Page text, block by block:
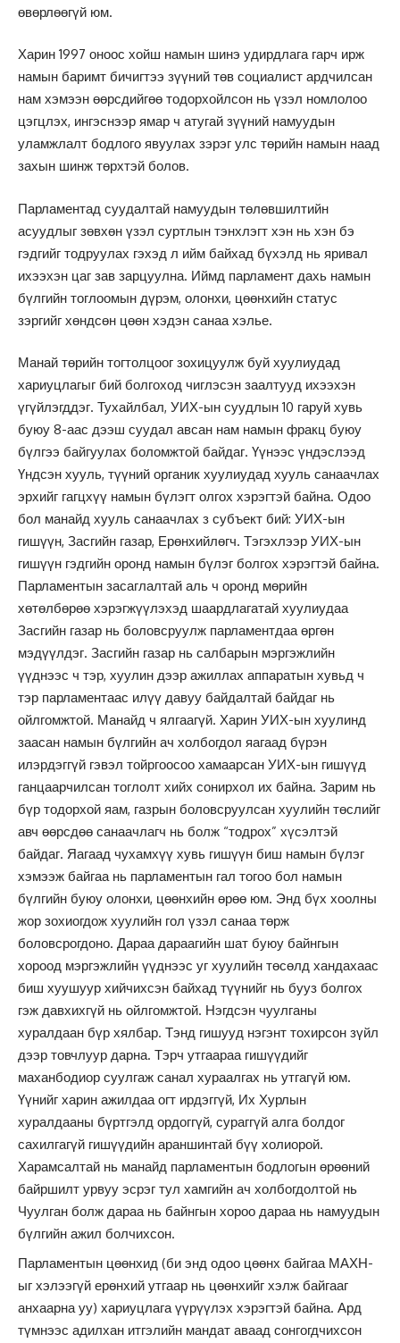
өвөрлөөгүй юм.
Харин 1997 оноос хойш намын шинэ удирдлага гарч ирж
намын баримт бичигтээ зүүний төв социалист ардчилсан
нам хэмээн өөрсдийгөө тодорхойлсон нь үзэл номлолоо
цэгцлэх, ингэснээр ямар ч атугай зүүний намуудын
уламжлалт бодлого явуулах зэрэг улс төрийн намын наад
захын шинж төрхтэй болов.
Парламентад суудалтай намуудын төлөвшилтийн
асуудлыг зөвхөн үзэл суртлын тэнхлэгт хэн нь хэн бэ
гэдгийг тодруулах гэхэд л ийм байхад бүхэлд нь яривал
ихээхэн цаг зав зарцуулна. Иймд парламент дахь намын
бүлгийн тоглоомын дүрэм, олонхи, цөөнхийн статус
зэргийг хөндсөн цөөн хэдэн санаа хэлье.
Манай төрийн тогтолцоог зохицуулж буй хуулиудад
хариуцлагыг бий болгоход чиглэсэн заалтууд ихээхэн
үгүйлэгддэг. Тухайлбал, УИХ-ын суудлын 10 гаруй хувь
буюу 8-аас дээш суудал авсан нам намын фракц буюу
бүлгээ байгуулах боломжтой байдаг. Үүнээс үндэслээд
Үндсэн хууль, түүний органик хуулиудад хууль санаачлах
эрхийг гагцхүү намын бүлэгт олгох хэрэгтэй байна. Одоо
бол манайд хууль санаачлах з субъект бий: УИХ-ын
гишүүн, Засгийн газар, Ерөнхийлөгч. Тэгэхлээр УИХ-ын
гишүүн гэдгийн оронд намын бүлэг болгох хэрэгтэй байна.
Парламентын засаглалтай аль ч оронд мөрийн
хөтөлбөрөө хэрэгжүүлэхэд шаардлагатай хуулиудаа
Засгийн газар нь боловсруулж парламентдаа өргөн
мэдүүлдэг. Засгийн газар нь салбарын мэргэжлийн
үүднээс ч тэр, хуулин дээр ажиллах аппаратын хувьд ч
тэр парламентаас илүү давуу байдалтай байдаг нь
ойлгомжтой. Манайд ч ялгаагүй. Харин УИХ-ын хуулинд
заасан намын бүлгийн ач холбогдол яагаад бүрэн
илэрдэггүй гэвэл тойргоосоо хамаарсан УИХ-ын гишүүд
ганцаарчилсан тоглолт хийх сонирхол их байна. Зарим нь
бүр тодорхой яам, газрын боловсруулсан хуулийн төслийг
авч өөрсдөө санаачлагч нь болж “тодрох” хүсэлтэй
байдаг. Яагаад чухамхүү хувь гишүүн биш намын бүлэг
хэмээж байгаа нь парламентын гал тогоо бол намын
бүлгийн буюу олонхи, цөөнхийн өрөө юм. Энд бүх хоолны
жор зохиогдож хуулийн гол үзэл санаа төрж
боловсрогдоно. Дараа дараагийн шат буюу байнгын
хороод мэргэжлийн үүднээс уг хуулийн төсөлд хандахаас
биш хуушуур хийчихсэн байхад түүнийг нь бууз болгох
гэж давхихгүй нь ойлгомжтой. Нэгдсэн чуулганы
хуралдаан бүр хялбар. Тэнд гишууд нэгэнт тохирсон зүйл
дээр товчлуур дарна. Тэрч утгаараа гишүүдийг
маханбодиор суулгаж санал хураалгах нь утгагүй юм.
Үүнийг харин ажилдаа огт ирдэггүй, Их Хурлын
хуралдааны бүртгэлд ордоггүй, сураггүй алга болдог
сахилгагүй гишүүдийн араншинтай бүү холиорой.
Харамсалтай нь манайд парламентын бодлогын өрөөний
байршилт урвуу эсрэг тул хамгийн ач холбогдолтой нь
Чуулган болж дараа нь байнгын хороо дараа нь намуудын
бүлгийн ажил болчихсон.
Парламентын цөөнхид (би энд одоо цөөнх байгаа МАХН-
ыг хэлээгүй ерөнхий утгаар нь цөөнхийг хэлж байгааг
анхаарна уу) хариуцлага үүрүүлэх хэрэгтэй байна. Ард
түмнээс адилхан итгэлийн мандат аваад сонгогдчихсон